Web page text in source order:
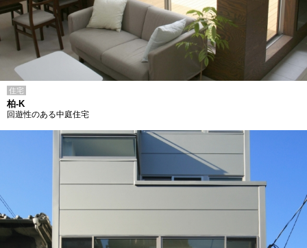
住宅
柏-K
回遊性のある中庭住宅